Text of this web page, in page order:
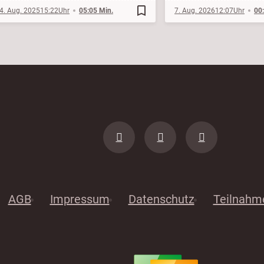
Aug. 202515:22 05:05 Min. bookmark_border 7. Aug. 202612:07
AGB Impressum Datenschutz